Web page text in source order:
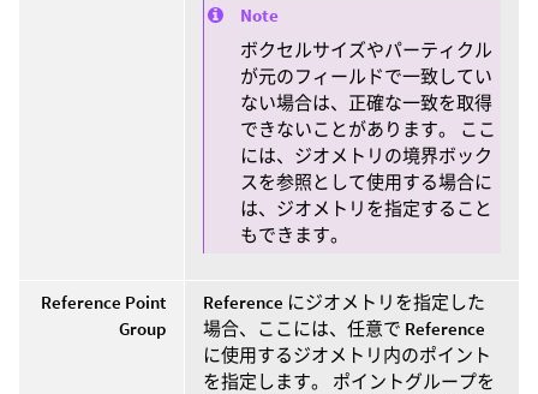
Note
ボクセルサイズやパーティクル
が元のフィールドで一致してい
ない場合は、正確な一致を取得
できないことがあります。 ここ
には、ジオメトリの境界ボック
スを参照として使用する場合に
は、ジオメトリを指定すること
もできます。
Reference Point
Group
Reference にジオメトリを指定した
場合、ここには、任意で Reference
に使用するジオメトリ内のポイント
を指定します。 ポイントグループを